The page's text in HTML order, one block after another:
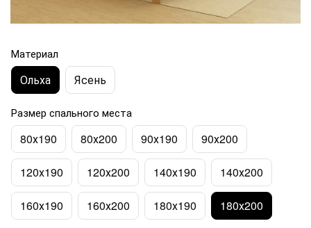
Материал
Ольха Ясень
Размер спального места
80х190 80х200 90х190 90х200
120х190 120х200 140х190 140х200
160х190 160х200 180х190 180х200